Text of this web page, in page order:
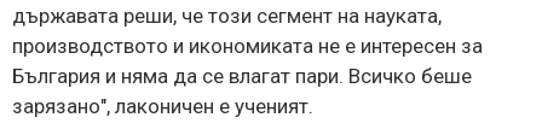
държавата реши, че този сегмент на науката,
производството и икономиката не е интересен за
България и няма да се влагат пари. Всичко беше
зарязано", лаконичен е ученият.